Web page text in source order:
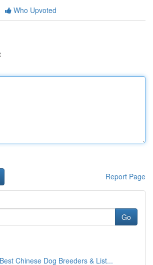
Who Upvoted
Report Page
Go
Chinese Dog Breeders & List...